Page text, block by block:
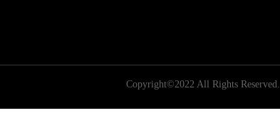
Copyright©2022 All Rights Reserved.